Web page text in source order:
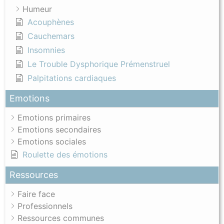
Humeur
Acouphènes
Cauchemars
Insomnies
Le Trouble Dysphorique Prémenstruel
Palpitations cardiaques
Emotions
Emotions primaires
Emotions secondaires
Emotions sociales
Roulette des émotions
Ressources
Faire face
Professionnels
Ressources communes